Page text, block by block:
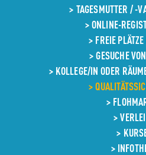
TAGESMUTTER / -
ONLINE-
FREIE
GESUCHE
KOLLEGE/IN ODER